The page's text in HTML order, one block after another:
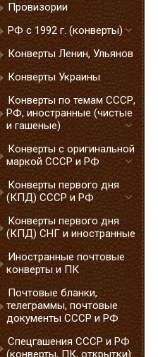
Провизории
РФ с 1992 г. (конверты)
Конверты Ленин, Ульянов
Конверты Украины
Конверты по темам СССР,
РФ, иностранные (чистые
и гашеные)
Конверты с оригинальной
маркой СССР и РФ
Конверты первого дня
(КПД) СССР и РФ
Конверты первого дня
(КПД) СНГ и иностранные
Иностранные почтовые
конверты и ПК
Почтовые бланки,
телеграммы, почтовые
документы СССР и РФ
Спецгашения СССР и РФ
(конверты, ПК, открытки)